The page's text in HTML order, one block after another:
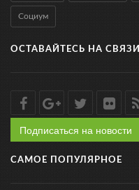
Социум
ОСТАВАЙТЕСЬ НА СВЯЗИ
Подписаться на новости
САМОЕ ПОПУЛЯРНОЕ